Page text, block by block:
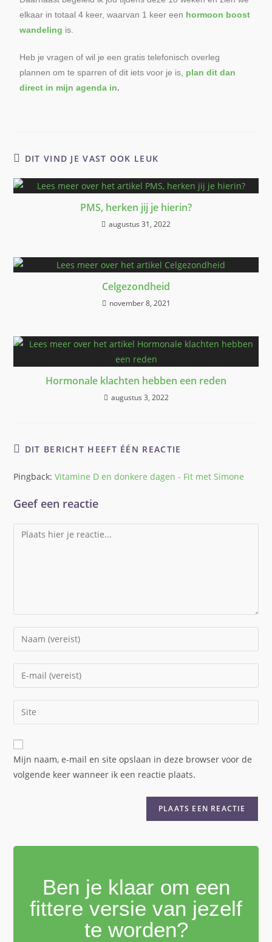
elkaar in totaal 4 keer, waarvan 1 keer een hormoon boost
wandeling is.
Heb je vragen of wil je een gratis telefonisch overleg
plannen om te sparren of dit iets voor je is, plan dit dan
direct in mijn agenda in.
DIT VIND JE VAST OOK LEUK
PMS, herken jij je hierin?
augustus 31, 2022
Celgezondheid
november 8, 2021
Hormonale klachten hebben een reden
augustus 3, 2022
DIT BERICHT HEEFT ÉÉN REACTIE
Pingback:Vitamine D en donkere dagen - Fit met Simone
Geef een reactie
Mijn naam, e-mail en site opslaan in deze browser voor de
volgende keer wanneer ik een reactie plaats.
Ben je klaar om een
fittere versie van jezelf
te worden?